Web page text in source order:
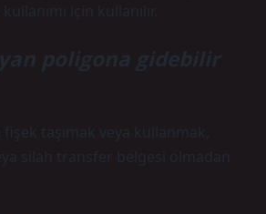
için kullanılır.
poligona gidebilir
fişek taşımak veya kullanmak,
silah transfer belgesi olmadan